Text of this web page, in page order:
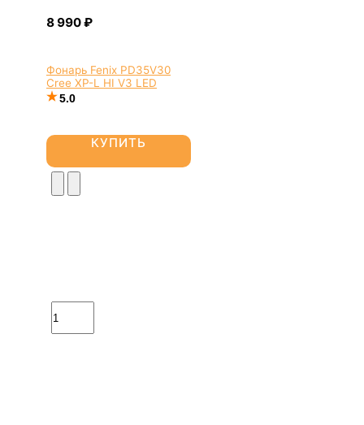
Фонарь Fenix PD35V30
Cree XP-L HI V3 LED
5.0
КУПИТЬ